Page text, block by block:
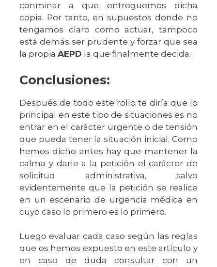
conminar a que entreguemos dicha
copia. Por tanto, en supuestos donde no
tengamos claro como actuar, tampoco
está demás ser prudente y forzar que sea
la propia AEPD la que finalmente decida.
Conclusiones:
Después de todo este rollo te diría que lo
principal en este tipo de situaciones es no
entrar en el carácter urgente o de tensión
que pueda tener la situación inicial. Como
hemos dicho antes hay que mantener la
calma y darle a la petición el carácter de
solicitud administrativa, salvo
evidentemente que la petición se realice
en un escenario de urgencia médica en
cuyo caso lo primero es lo primero.
Luego evaluar cada caso según las reglas
que os hemos expuesto en este artículo y
en caso de duda consultar con un